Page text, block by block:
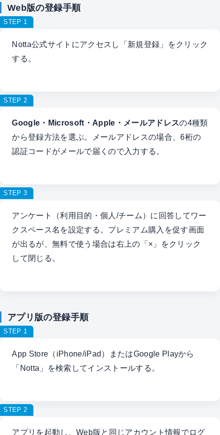
Web版の登録手順
STEP 1
Notta公式サイトにアクセスし「新規登録」をクリック
する。
STEP 2
Google・Microsoft・Apple・メールアドレスの4種類
から登録方法を選ぶ。メールアドレスの場合、6桁の
認証コードがメールで届くので入力する。
STEP 3
アンケート（利用目的・個人/チーム）に回答してワー
クスペース名を設定する。プレミアム購入を促す画面
が出るが、無料で使う場合は右上の「×」をクリック
して閉じる。
アプリ版の登録手順
STEP 1
App Store（iPhone/iPad）またはGoogle Playから
「Notta」を検索してインストールする。
STEP 2
アプリを起動し、Web版と同じアカウント情報でログ